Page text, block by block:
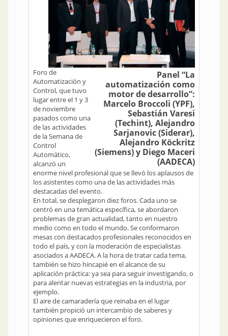
Panel “La
automatización como
motor de desarrollo”:
Marcelo Broccoli (YPF),
Sebastián Varesi
(Techint), Alejandro
Sarjanovic (Siderar),
Alejandro Köckritz
(Siemens) y Diego Maceri
(AADECA)
Foro de
Automatización y
Control, que tuvo
lugar entre el 1 y 3
de noviembre
pasados como una
de las actividades
de la Semana de
Control
Automático,
alcanzó un
enorme nivel profesional que se llevó los aplausos de
los asistentes como una de las actividades más
destacadas del evento.
En total, se desplegaron diez foros. Cada uno se
centró en una temática específica, se abordaron
problemas de gran actualidad, tanto en nuestro
medio como en todo el mundo. Se conformaron
mesas con destacados profesionales reconocidos en
todo el país, y con la moderación de especialistas
asociados a AADECA. A la hora de tratar cada tema,
también se hizo hincapié en el alcance de su
aplicación práctica: ya sea para seguir investigando, o
para alentar nuevas estrategias en la industria, por
ejemplo.
El aire de camaradería que reinaba en el lugar
también propició un intercambio de saberes y
opiniones que enriquecieron el foro.